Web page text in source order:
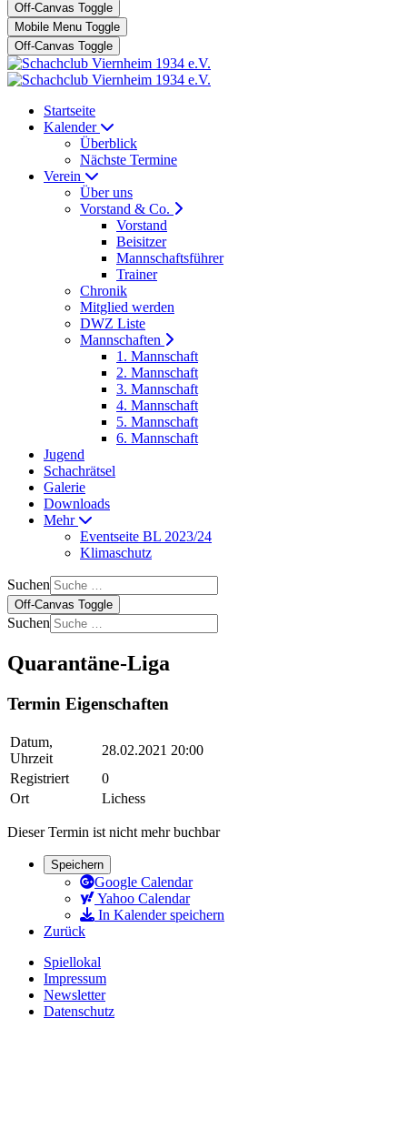
Off-Canvas Toggle
Mobile Menu Toggle
Off-Canvas Toggle
Startseite
Kalender
Überblick
Nächste Termine
Verein
Über uns
Vorstand & Co.
Vorstand
Beisitzer
Mannschaftsführer
Trainer
Chronik
Mitglied werden
DWZ Liste
Mannschaften
1. Mannschaft
2. Mannschaft
3. Mannschaft
4. Mannschaft
5. Mannschaft
6. Mannschaft
Jugend
Schachrätsel
Galerie
Downloads
Mehr
Eventseite BL 2023/24
Klimaschutz
Suchen
Off-Canvas Toggle
Suchen
Quarantäne-Liga
Termin Eigenschaften
Datum,
Uhrzeit
28.02.2021 20:00
Registriert
0
Ort
Lichess
Dieser Termin ist nicht mehr buchbar
Speichern
Google Calendar
Yahoo Calendar
In Kalender speichern
Zurück
Spiellokal
Impressum
Newsletter
Datenschutz